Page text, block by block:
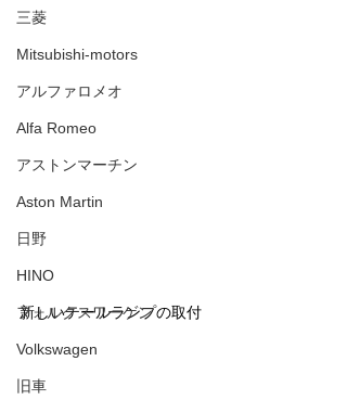
三菱
Mitsubishi-motors
アルファロメオ
Alfa Romeo
アストンマーチン
Aston Martin
日野
HINO
フォルクスワーゲン
Volkswagen
旧車
新しいテールランプの取付